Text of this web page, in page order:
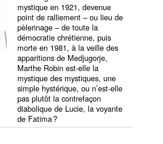
mystique en 1921, devenue
point de ralliement – ou lieu de
pèlerinage – de toute la
démocratie chrétienne, puis
morte en 1981, à la veille des
apparitions de Medjugorje,
Marthe Robin est-elle la
mystique des mystiques, une
simple hystérique, ou n’est-elle
pas plutôt la contrefaçon
diabolique de Lucie, la voyante
de Fatima ?